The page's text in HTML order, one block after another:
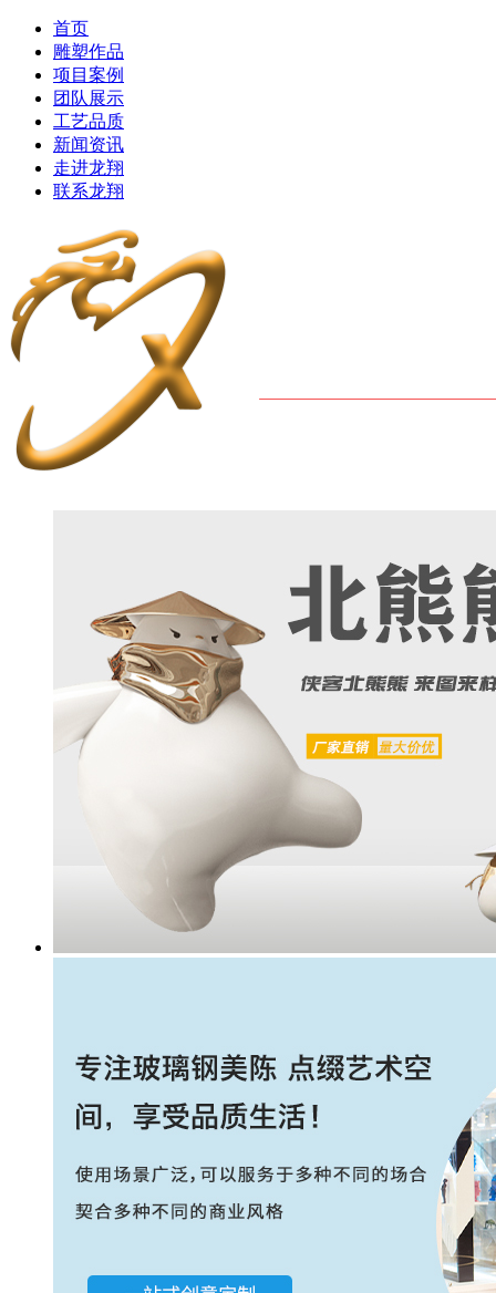
首页
雕塑作品
项目案例
团队展示
工艺品质
新闻资讯
走进龙翔
联系龙翔